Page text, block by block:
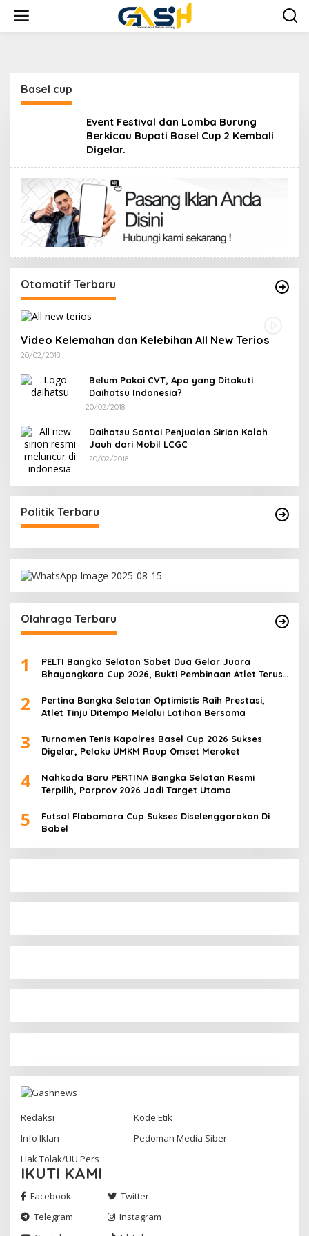
konten
Basel cup
Event Festival dan Lomba Burung
Berkicau Bupati Basel Cup 2 Kembali
Digelar.
Otomatif Terbaru
Video Kelemahan dan Kelebihan All New Terios
20/02/2018
Belum Pakai CVT, Apa yang Ditakuti
Daihatsu Indonesia?
20/02/2018
Daihatsu Santai Penjualan Sirion Kalah
Jauh dari Mobil LCGC
20/02/2018
Politik Terbaru
Olahraga Terbaru
1
PELTI Bangka Selatan Sabet Dua Gelar Juara
Bhayangkara Cup 2026, Bukti Pembinaan Atlet Terus
2
Pertina Bangka Selatan Optimistis Raih Prestasi,
Atlet Tinju Ditempa Melalui Latihan Bersama
3
Turnamen Tenis Kapolres Basel Cup 2026 Sukses
Digelar, Pelaku UMKM Raup Omset Meroket
4
Nahkoda Baru PERTINA Bangka Selatan Resmi
Terpilih, Porprov 2026 Jadi Target Utama
5
Futsal Flabamora Cup Sukses Diselenggarakan Di
Babel
Redaksi
Kode Etik
Info Iklan
Pedoman Media Siber
Hak Tolak/UU Pers
IKUTI KAMI
Facebook
Twitter
Telegram
Instagram